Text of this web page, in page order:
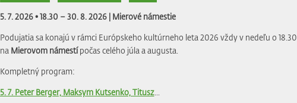
5. 7. 2026 • 18.30 – 30. 8. 2026 | Mierové námestie
Podujatia sa konajú v rámci Európskeho kultúrneho leta 2026 vždy v nedeľu o 18.30
na Mierovom námestípočas celého júla a augusta.
Kompletný program:
5. 7. Peter Berger, Maksym Kutsenko, Titusz...